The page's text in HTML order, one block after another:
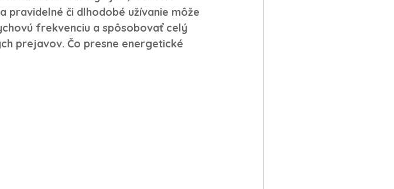
pravidelné či dlhodobé užívanie môže
frekvenciu a spôsobovať celý
prejavov. Čo presne energetické